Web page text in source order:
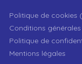
Politique de cookies
Conditions générales
Politique de
Mentions légales